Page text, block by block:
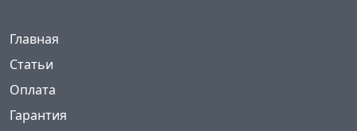
Главная
Статьи
Оплата
Гарантия